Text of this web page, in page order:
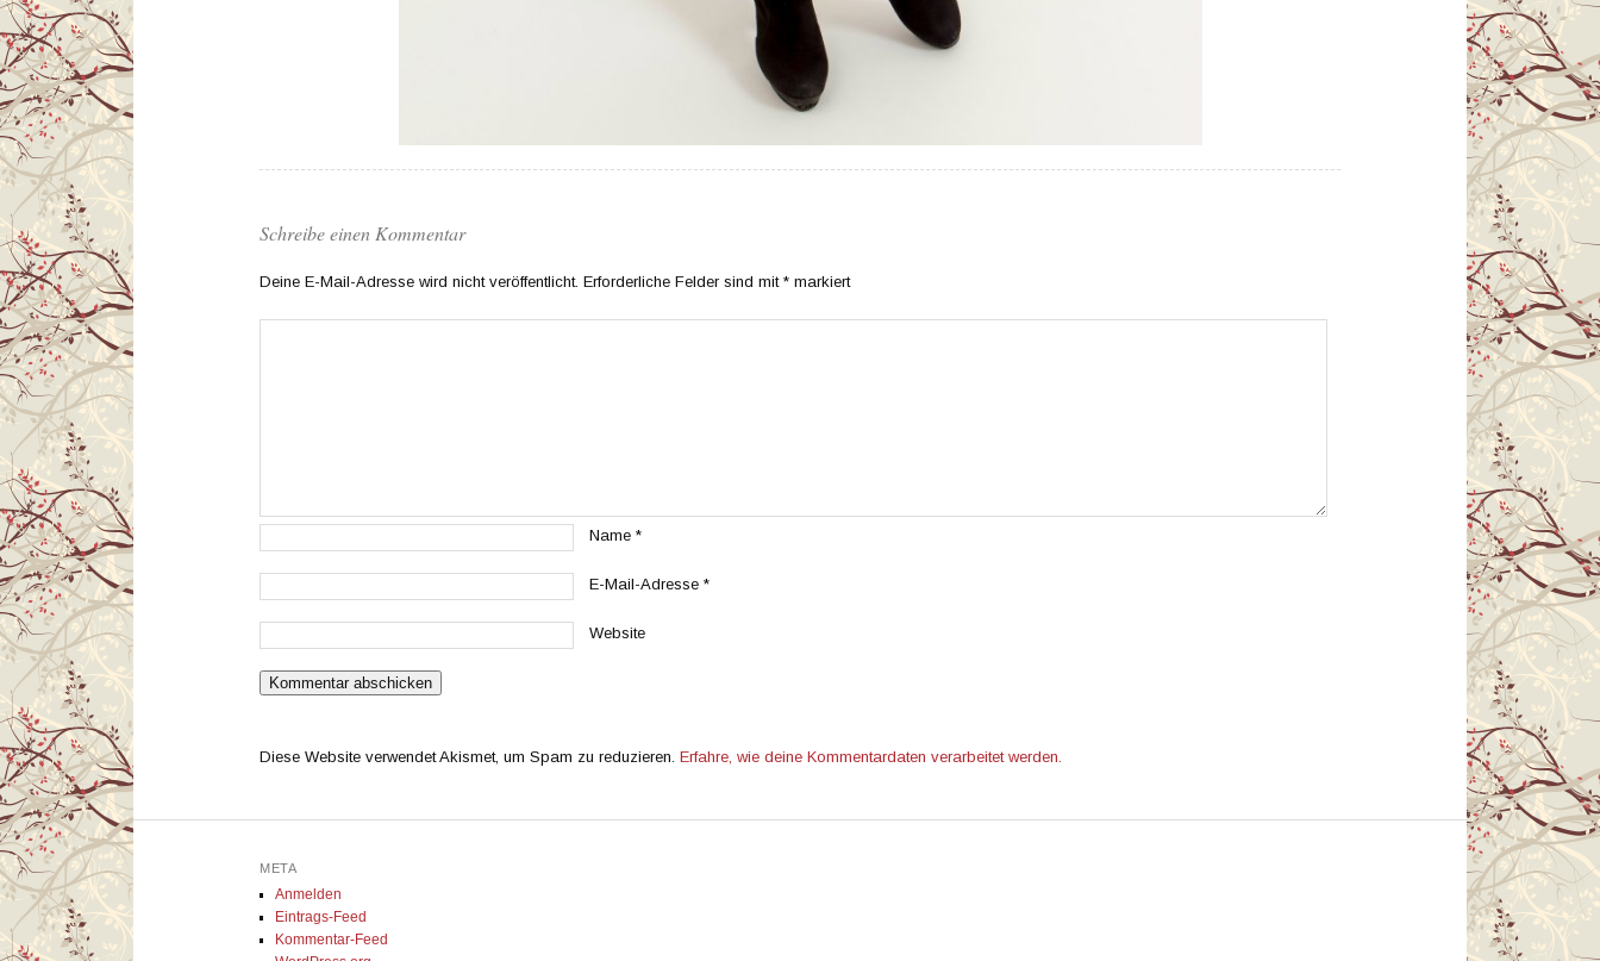
Schreibe einen Kommentar
Deine E-Mail-Adresse wird nicht veröffentlicht. Erforderliche Felder sind mit * markiert
Name *
E-Mail-Adresse *
Website
Diese Website verwendet Akismet, um Spam zu reduzieren. Erfahre, wie deine Kommentardaten verarbeitet werden.
META
Anmelden
Eintrags-Feed
Kommentar-Feed